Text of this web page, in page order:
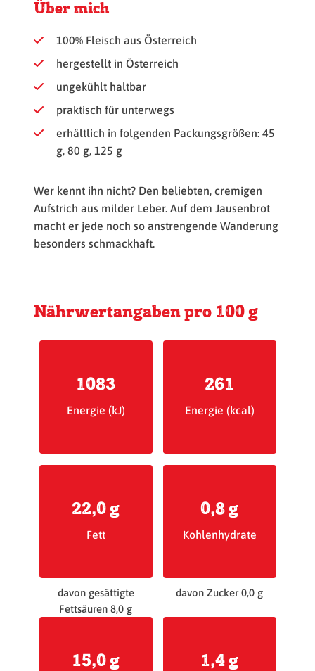
Über mich
100% Fleisch aus Österreich
hergestellt in Österreich
ungekühlt haltbar
praktisch für unterwegs
erhältlich in folgenden Packungsgrößen: 45
g, 80 g, 125 g
Wer kennt ihn nicht? Den beliebten, cremigen
Aufstrich aus milder Leber. Auf dem Jausenbrot
macht er jede noch so anstrengende Wanderung
besonders schmackhaft.
Nährwertangaben pro 100 g
1083
Energie (kJ)
261
Energie (kcal)
22,0 g
Fett
davon gesättigte
Fettsäuren 8,0 g
0,8 g
Kohlenhydrate
davon Zucker 0,0 g
15,0 g 1,4 g